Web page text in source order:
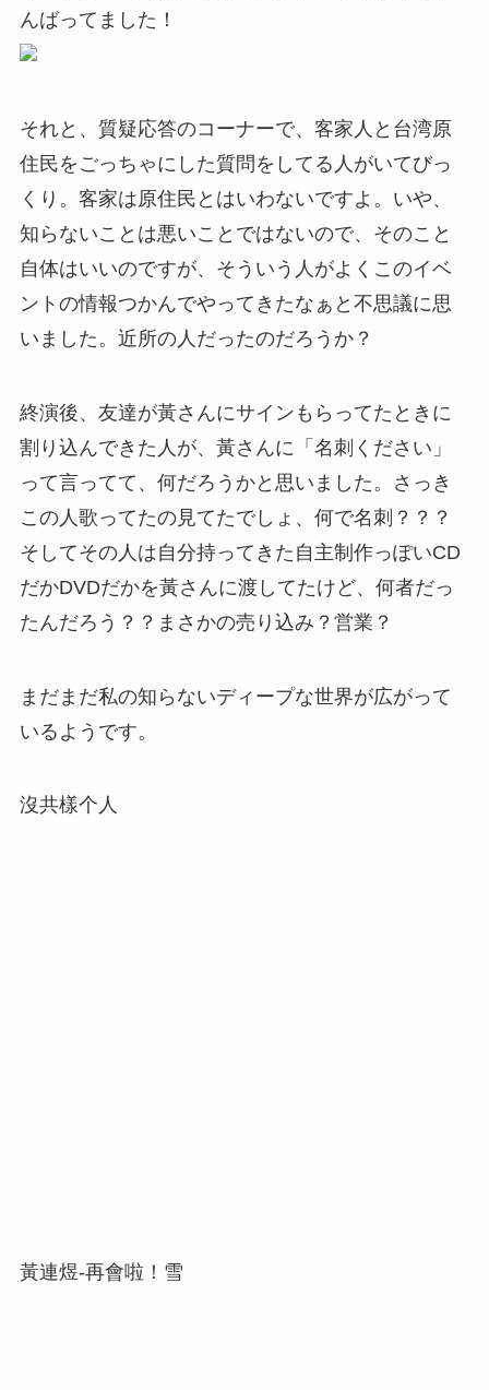
んばってました！
それと、質疑応答のコーナーで、客家人と台湾原
住民をごっちゃにした質問をしてる人がいてびっ
くり。客家は原住民とはいわないですよ。いや、
知らないことは悪いことではないので、そのこと
自体はいいのですが、そういう人がよくこのイベ
ントの情報つかんでやってきたなぁと不思議に思
いました。近所の人だったのだろうか？
終演後、友達が黃さんにサインもらってたときに
割り込んできた人が、黃さんに「名刺ください」
って言ってて、何だろうかと思いました。さっき
この人歌ってたの見てたでしょ、何で名刺？？？
そしてその人は自分持ってきた自主制作っぽいCD
だかDVDだかを黃さんに渡してたけど、何者だっ
たんだろう？？まさかの売り込み？営業？
まだまだ私の知らないディープな世界が広がって
いるようです。
沒共樣个人
黃連煜-再會啦！雪